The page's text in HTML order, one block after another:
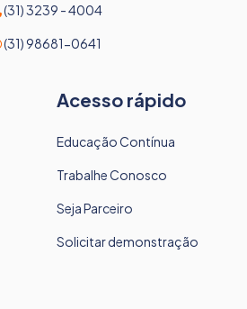
(31) 3239 - 4004
(31) 98681-0641
Acesso rápido
Educação Contínua
Trabalhe Conosco
Seja Parceiro
Solicitar demonstração